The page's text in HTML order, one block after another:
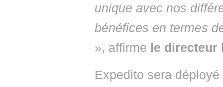
unique avec nos
bénéfices en termes
», affirme le directeur
Expedito sera